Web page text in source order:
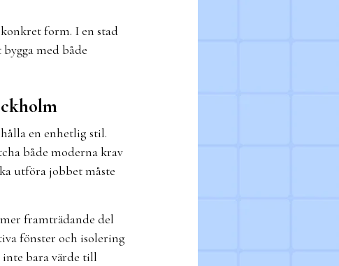
form. I en stad
med både
en enhetlig stil.
både moderna krav
utföra jobbet måste
framträdande del
fönster och isolering
bara värde till